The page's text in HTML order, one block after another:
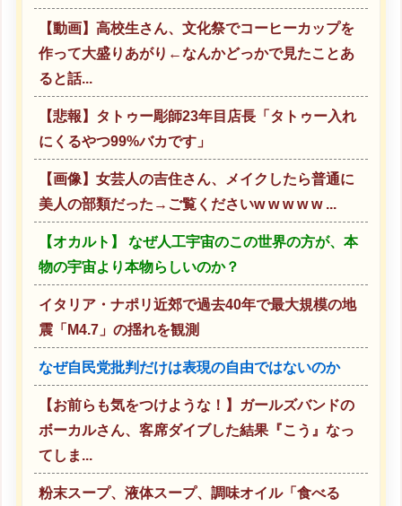
【動画】高校生さん、文化祭でコーヒーカップを
作って大盛りあがり←なんかどっかで見たことあ
ると話...
【悲報】タトゥー彫師23年目店長「タトゥー入れ
にくるやつ99%バカです」
【画像】女芸人の吉住さん、メイクしたら普通に
美人の部類だった→ご覧くださいw w w w w ...
【オカルト】 なぜ人工宇宙のこの世界の方が、本
物の宇宙より本物らしいのか？
イタリア・ナポリ近郊で過去40年で最大規模の地
震「M4.7」の揺れを観測
なぜ自民党批判だけは表現の自由ではないのか
【お前らも気をつけような！】ガールズバンドの
ボーカルさん、客席ダイブした結果『こう』なっ
てしま...
粉末スープ、液体スープ、調味オイル「食べる